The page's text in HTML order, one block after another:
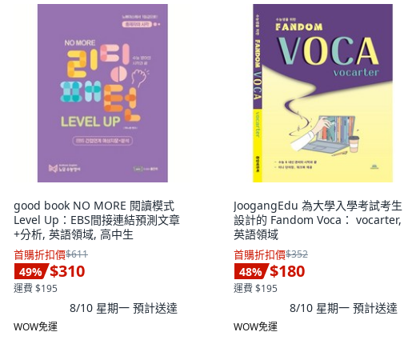
good book NO MORE 閱讀模式
Level Up：EBS間接連結預測文章
+分析, 英語領域, 高中生
首購折扣價$611
49% $310
運費 $195
8/10 星期一 預計送達
WOW免運
JoogangEdu 為大學入學考試考生
設計的 Fandom Voca： vocarter,
英語領域
首購折扣價$352
48% $180
運費 $195
8/10 星期一 預計送達
WOW免運